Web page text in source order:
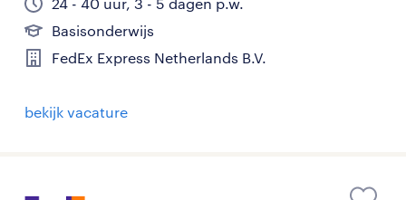
Basisonderwijs
FedEx Express Netherlands B.V.
bekijk vacature